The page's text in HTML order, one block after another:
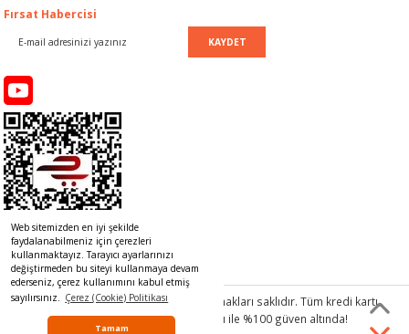
Web sitemizden en iyi şekilde
faydalanabilmeniz için çerezleri
kullanmaktayız. Tarayıcı ayarlarınızı
değiştirmeden bu siteyi kullanmaya devam
ederseniz, çerez kullanımını kabul etmiş
sayılırsınız. Çerez (Cookie) Politikası
Tamam
Fırsat Habercisi
KAYDET
© 2017 www.rulmancim.com
tüm hakları saklıdır. Tüm kredi kartı
bilgileriniz 256bit SSL Sertifikası ile %100 güven altında!